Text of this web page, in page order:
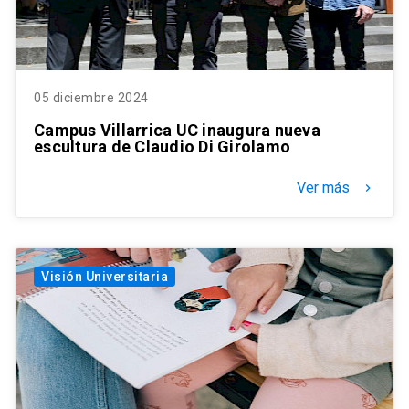
05 diciembre 2024
Campus Villarrica UC inaugura nueva
escultura de Claudio Di Girolamo
Ver más keyboard_arrow_right
Visión Universitaria